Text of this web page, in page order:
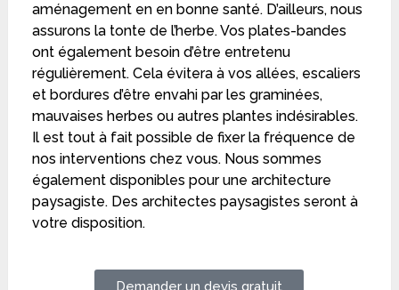
aménagement en en bonne santé. D’ailleurs, nous
assurons la tonte de l’herbe. Vos plates-bandes
ont également besoin d’être entretenu
régulièrement. Cela évitera à vos allées, escaliers
et bordures d’être envahi par les graminées,
mauvaises herbes ou autres plantes indésirables.
Il est tout à fait possible de fixer la fréquence de
nos interventions chez vous. Nous sommes
également disponibles pour une architecture
paysagiste. Des architectes paysagistes seront à
votre disposition.
Demander un devis gratuit